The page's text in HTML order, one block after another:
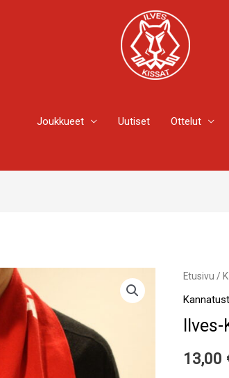
Joukkueet Uutiset Ottelut
Etusivu /
13,00
Ilves-
Kissat
jäsenhinta
määrä